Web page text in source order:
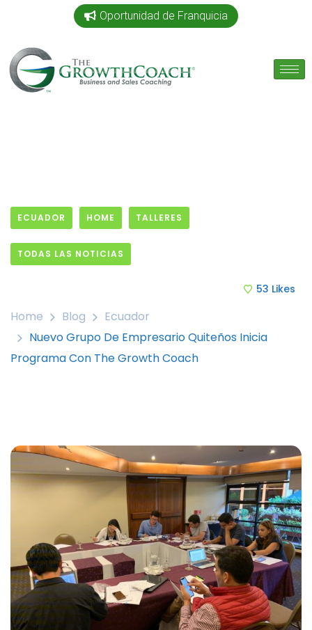
Oportunidad de Franquicia
ECUADOR HOME TALLERES
TODAS LAS NOTICIAS
53 Likes
Home Blog
Ecuador
Nuevo Grupo De Empresario Quiteños Inicia
Programa Con The Growth Coach